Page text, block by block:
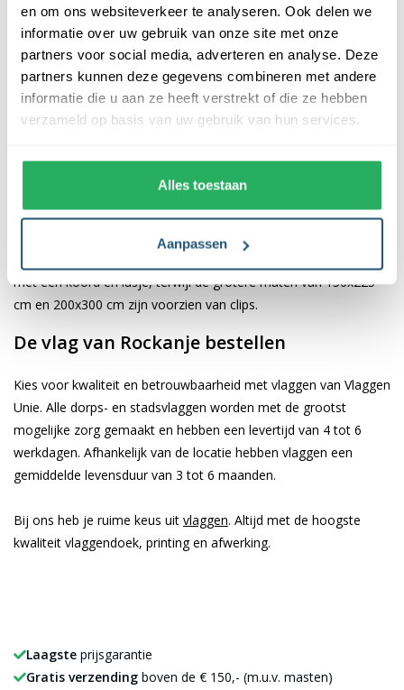
en om ons websiteverkeer te analyseren. Ook delen we
informatie over uw gebruik van onze site met onze
partners voor social media, adverteren en analyse. Deze
partners kunnen deze gegevens combineren met andere
informatie die u aan ze heeft verstrekt of die ze hebben
verzameld op basis van uw gebruik van hun services.
Alles toestaan
Aanpassen
De afwerking van onze vlaggen is van hoge kwaliteit. Ze zijn
voorzien van een sterke kopband en een dubbele stiknaad, wat
bijdraagt aan hun duurzaamheid en stevigheid. Wij bieden de
vlag vanRockanje aan in verschillende afmetingen, namelijk
40x60 cm, 70x100 cm, 100x150 cm, 150x225 cm en 200x300
Afhankelijk van de afmetingen die je kiest, worden de vlaggen
voorzien van verschillende bevestigingsmogelijkheden. De
met een koord en lusje, terwijl de grotere maten van 150x225
cm en 200x300 cm zijn voorzien van clips.
De vlag van Rockanje bestellen
Kies voor kwaliteit en betrouwbaarheid met vlaggen van Vlaggen
Unie. Alle dorps- en stadsvlaggen worden met de grootst
mogelijke zorg gemaakt en hebben een levertijd van 4 tot 6
werkdagen. Afhankelijk van de locatie hebben vlaggen een
gemiddelde levensduur van 3 tot 6 maanden.
Bij ons heb je ruime keus uit vlaggen. Altijd met de hoogste
kwaliteit vlaggendoek, printing en afwerking.
Laagste prijsgarantie
Gratis verzending boven de € 150,- (m.u.v. masten)